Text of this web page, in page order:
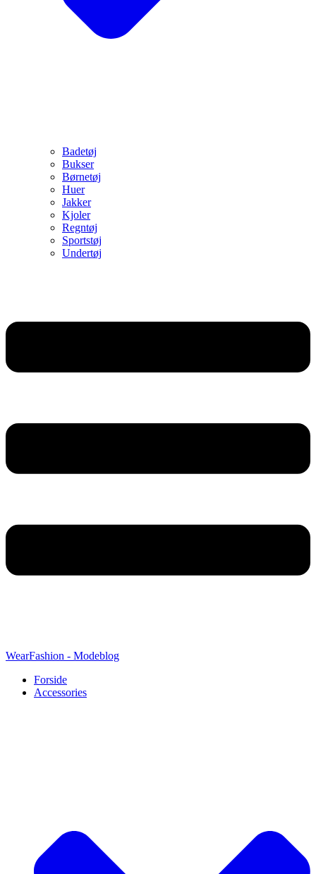
Badetøj
Bukser
Børnetøj
Huer
Jakker
Kjoler
Regntøj
Sportstøj
Undertøj
WearFashion - Modeblog
Forside
Accessories